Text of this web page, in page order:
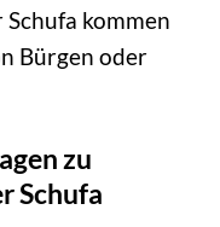
kommen
Bürgen oder
zu
Schufa